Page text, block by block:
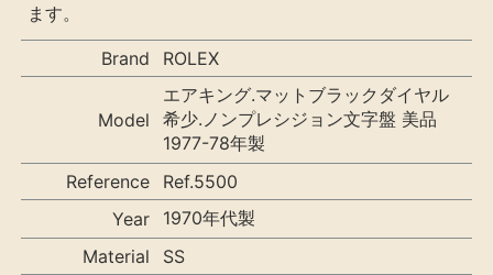
ます。
Brand ROLEX
Model
エアキング.マットブラックダイヤル
希少.ノンプレシジョン文字盤 美品
1977-78年製
Reference
Ref.5500
Year
1970年代製
Material
SS